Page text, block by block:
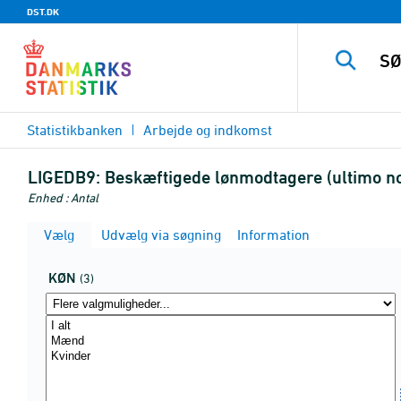
DST.DK
Statistikbanken Arbejde og indkomst
LIGEDB9: Beskæftigede lønmodtagere (ultimo
Enhed : Antal
Vælg Udvælg via søgning Information
KØN (3)